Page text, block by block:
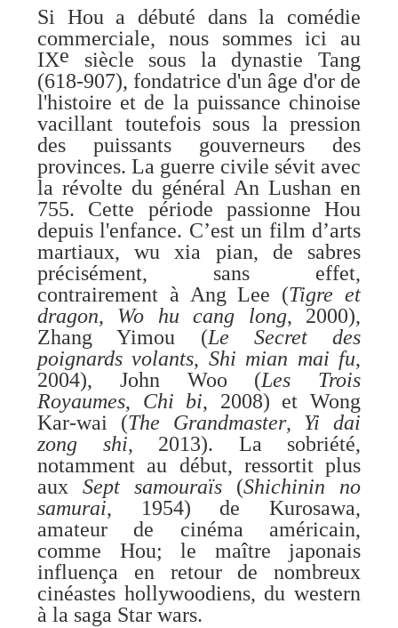
Si Hou a débuté dans la comédie
commerciale, nous sommes ici au
IXe siècle sous la dynastie Tang
(618-907), fondatrice d'un âge d'or de
l'histoire et de la puissance chinoise
vacillant toutefois sous la pression
des puissants gouverneurs des
provinces. La guerre civile sévit avec
la révolte du général An Lushan en
755. Cette période passionne Hou
depuis l'enfance. C’est un film d’arts
martiaux, wu xia pian, de sabres
précisément, sans effet,
contrairement à Ang Lee (Tigre et
dragon, Wo hu cang long, 2000),
Zhang Yimou (Le Secret des
poignards volants, Shi mian mai fu,
2004), John Woo (Les Trois
Royaumes, Chi bi, 2008) et Wong
Kar-wai (The Grandmaster, Yi dai
zong shi, 2013). La sobriété,
notamment au début, ressortit plus
aux Sept samouraïs (Shichinin no
samurai, 1954) de Kurosawa,
amateur de cinéma américain,
comme Hou; le maître japonais
influença en retour de nombreux
cinéastes hollywoodiens, du western
à la saga Star wars.